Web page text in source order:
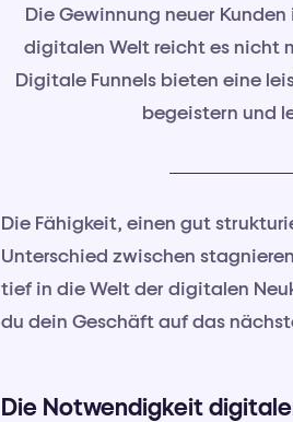
Die Gewinnung neuer
digitalen Welt reicht es nicht
Digitale Funnels bieten eine
begeistern und
Die Fähigkeit, einen gut
Unterschied zwischen
tief in die Welt der digitalen
du dein Geschäft auf das
Die Notwendigkeit